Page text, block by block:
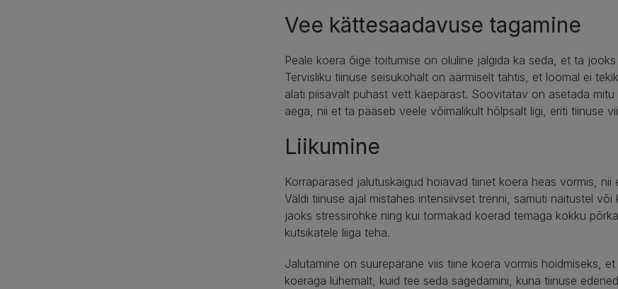
Vee kättesaadavuse tagamine
Peale koera õige toitumise on oluline jälgida ka seda, et ta
Tervisliku tiinuse seisukohalt on äärmiselt tähtis, et loomal ei
alati piisavalt puhast vett käepärast. Soovitatav on asetada
aega, nii et ta pääseb veele võimalikult hõlpsalt ligi, eriti tiinuse
Liikumine
Korrapärased jalutuskäigud hoiavad tiinet koera heas vormis,
Väldi tiinuse ajal mistahes intensiivset trenni, samuti näitustel
jaoks stressirohke ning kui tormakad koerad temaga kokku
kutsikatele liiga teha.
Jalutamine on suurepärane viis tiine koera vormis hoidmiseks,
koeraga lühemalt, kuid tee seda sagedamini, kuna tiinuse